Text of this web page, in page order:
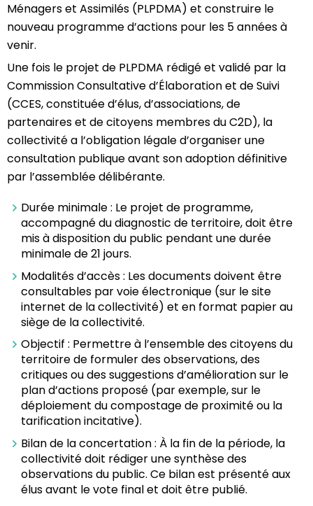
Ménagers et Assimilés (PLPDMA) et construire le
nouveau programme d’actions pour les 5 années à
venir.
Une fois le projet de PLPDMA rédigé et validé par la
Commission Consultative d’Élaboration et de Suivi
(CCES, constituée d’élus, d’associations, de
partenaires et de citoyens membres du C2D), la
collectivité a l’obligation légale d’organiser une
consultation publique avant son adoption définitive
par l’assemblée délibérante.
Durée minimale : Le projet de programme,
accompagné du diagnostic de territoire, doit être
mis à disposition du public pendant une durée
minimale de 21 jours.
Modalités d’accès : Les documents doivent être
consultables par voie électronique (sur le site
internet de la collectivité) et en format papier au
siège de la collectivité.
Objectif : Permettre à l’ensemble des citoyens du
territoire de formuler des observations, des
critiques ou des suggestions d’amélioration sur le
plan d’actions proposé (par exemple, sur le
déploiement du compostage de proximité ou la
tarification incitative).
Bilan de la concertation : À la fin de la période, la
collectivité doit rédiger une synthèse des
observations du public. Ce bilan est présenté aux
élus avant le vote final et doit être publié.